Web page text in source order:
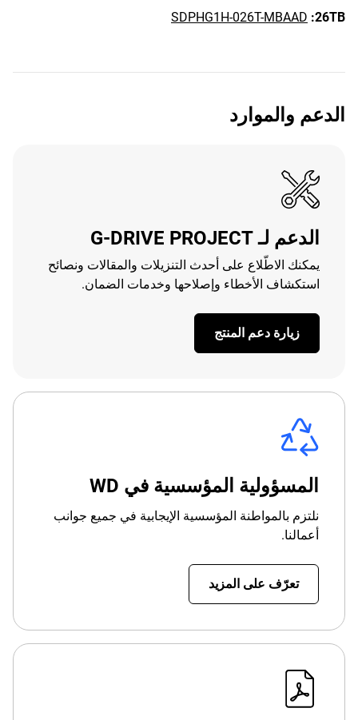
26TB:
SDPHG1H-026T-MBAAD
الدعم والموارد
الدعم لـ G-DRIVE PROJECT
يمكنك الاطّلاع على أحدث التنزيلات والمقالات ونصائح
استكشاف الأخطاء وإصلاحها وخدمات الضمان.
زيارة دعم المنتج
المسؤولية المؤسسية في WD
نلتزم بالمواطنة المؤسسية الإيجابية في جميع جوانب
أعمالنا.
تعرّف على المزيد